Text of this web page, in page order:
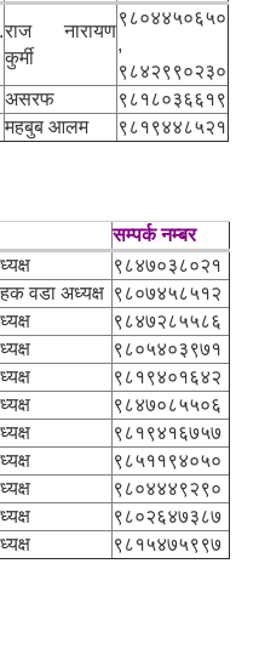
राज नारायण
कुर्मी
९८०४४५०६५०
,
९८४२९९०२३०
असरफ
९८१८०३६६१९
महबुब आलम ९८१९४४८५२१
सम्पर्क नम्बर
९८४७०३८०२१
वडा अध्यक्ष ९८०७४५८५१२
९८४७२८५५८६
९८०५४०३९७१
९८१९४०१६४२
९८४७०८५५०६
९८१९४१६७५७
९८५११९४०५०
९८०४४४९२९०
९८०२६४७३८७
९८१५४७५९९७